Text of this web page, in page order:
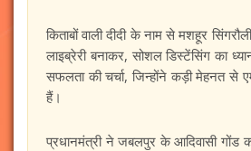
किताबों वाली दीदी के नाम से मशहूर
लाइब्रेरी बनाकर, सोशल डिस्टेंसिंग का
सफलता की चर्चा, जिन्होंने कड़ी मेहनत से
हैं।
प्रधानमंत्री ने जबलपुर के आदिवासी गोंड